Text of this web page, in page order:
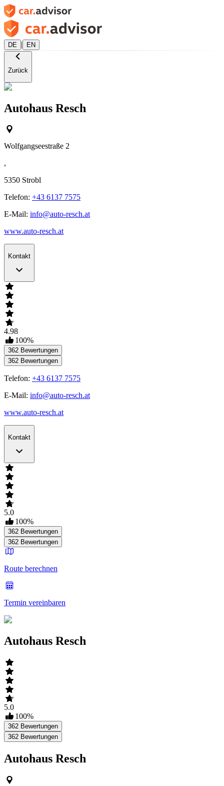
DE | EN
Zurück
Autohaus Resch
Wolfgangseestraße 2
,
5350 Strobl
Telefon: +43 6137 7575
E-Mail: info@auto-resch.at
www.auto-resch.at
Kontakt
4.98
100%
362 Bewertungen
362 Bewertungen
Telefon: +43 6137 7575
E-Mail: info@auto-resch.at
www.auto-resch.at
Kontakt
5.0
100%
362 Bewertungen
362 Bewertungen
Route berechnen
Termin vereinbaren
Autohaus Resch
5.0
100%
362 Bewertungen
362 Bewertungen
Autohaus Resch